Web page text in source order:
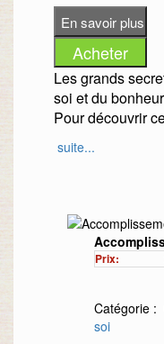
Les grands
soi et du
Pour découvrir
suite...
Prix:
Catégorie :
soi